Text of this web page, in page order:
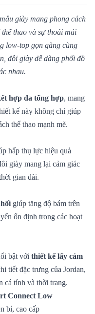
giày mang phong cách
thao và sự thoải mái
low-top gọn gàng cùng
đôi giày dễ dàng phối đồ
nhau.
hợp da tổng hợp, mang
kế này không chỉ giúp
thể thao mạnh mẽ.
hấp thụ lực hiệu quả
giày mang lại cảm giác
gian dài.
giúp tăng độ bám trên
ổn định trong các hoạt
bật với thiết kế lấy cảm
tiết đặc trưng của Jordan,
cá tính và thời trang.
Connect Low
bỉ, cao cấp